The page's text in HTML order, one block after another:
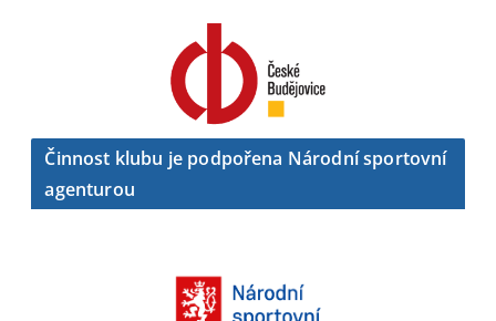
Činnost klubu je podpořena Národní sportovní
agenturou